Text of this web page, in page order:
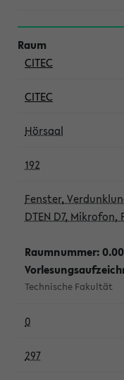
CITEC
CITEC
Hörsaal
192
Fenster,
DTEN D7,
Raumnummer:
Technische Fakultät
0
297